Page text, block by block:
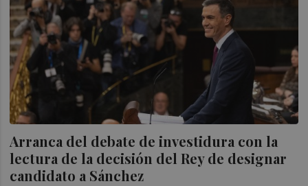
Arranca del debate de investidura con la
lectura de la decisión del Rey de designar
candidato a Sánchez